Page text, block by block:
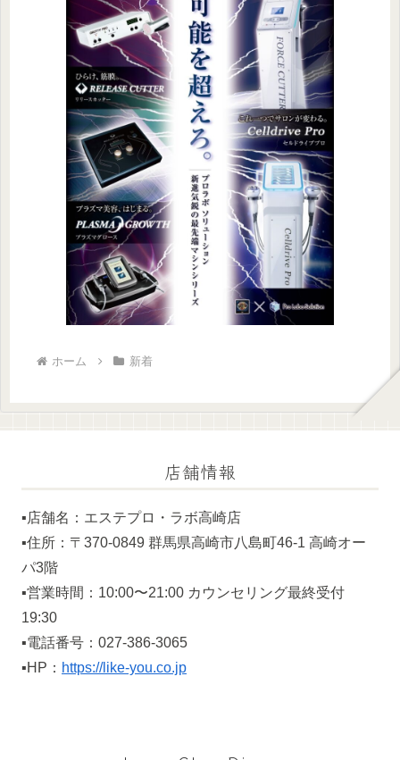
ホーム 新着
店舗情報
▪️店舗名：エステプロ・ラボ高崎店
▪️住所：〒370-0849 群馬県高崎市八島町46-1 高崎オー
パ3階
▪️営業時間：10:00〜21:00 カウンセリング最終受付
19:30
▪️電話番号：027-386-3065
▪️HP： https://like-you.co.jp